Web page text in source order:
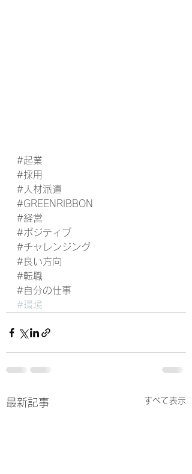
#起業
#採用
#人材派遣
#GREENRIBBON
#経営
#ポジティブ
#チャレンジング
#良い方向
#転職
#自分の仕事
#環境
最新記事 すべて表示